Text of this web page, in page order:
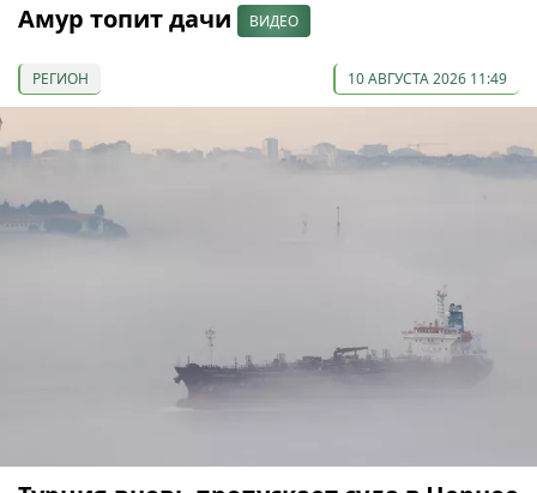
Амур топит дачи ВИДЕО
РЕГИОН 10 АВГУСТА 2026 11:49